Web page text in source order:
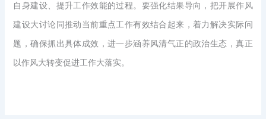
自身建设、提升工作效能的过程。要强化结果导向，把开展作风
建设大讨论同推动当前重点工作有效结合起来，着力解决实际问
题，确保抓出具体成效，进一步涵养风清气正的政治生态，真正
以作风大转变促进工作大落实。